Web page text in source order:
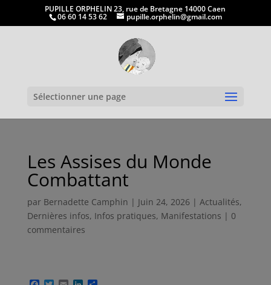
PUPILLE ORPHELIN 23, rue de Bretagne 14000 Caen
06 60 14 53 62 pupille.orphelin@gmail.com
Sélectionner une page
Les Assises du Monde
Combattant
par Bernadette Camphin | Juin 24, 2026 | Actualités,
Dernières infos, Infos pratiques, Manifestations | 0
commentaires